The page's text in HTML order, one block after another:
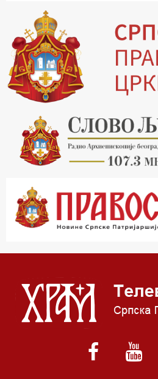
13.30 Храм културе
14.00 Питања и одговори
15.03 Беседа Патријарха
15.15 Молитве
15.30 Манастири на Косову и
16.03 Српска историјска читанка
16.30 Тврђаве Дунава
17.03 Бит – емисија Ненада Гугла
17.30 Приче из незаборава
18.03 Врлинослов
20.15 Реч архијереја
20.30 Приче из незаборава
21.03 Питања и одговори